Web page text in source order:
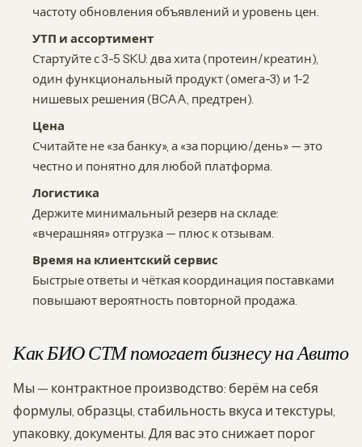
частоту обновления объявлений и уровень цен.
УТП и ассортимент
Стартуйте с 3-5 SKU: два хита (протеин/креатин),
один функциональный продукт (омега-3) и 1-2
нишевых решения (BCAA, предтрен).
Цена
Считайте не «за банку», а «за порцию/день» — это
честно и понятно для любой платформа.
Логистика
Держите минимальный резерв на складе:
«вчерашняя» отгрузка — плюс к отзывам.
Время на клиентский сервис
Быстрые ответы и чёткая координация поставками
повышают вероятность повторной продажа.
Как БИО СТМ помогает бизнесу на Авито
Мы — контрактное производство: берём на себя
формулы, образцы, стабильность вкуса и текстуры,
упаковку, документы. Для вас это снижает порог